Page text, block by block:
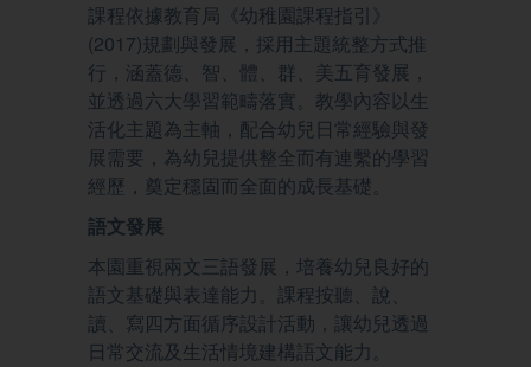
課程依據教育局《幼稚園課程指引》
(2017)規劃與發展，採用主題統整方式推
行，涵蓋德、智、體、群、美五育發展，
並透過六大學習範疇落實。教學內容以生
活化主題為主軸，配合幼兒日常經驗與發
展需要，為幼兒提供整全而有連繫的學習
經歷，奠定穩固而全面的成長基礎。
語文發展
本園重視兩文三語發展，培養幼兒良好的
語文基礎與表達能力。課程按聽、說、
讀、寫四方面循序設計活動，讓幼兒透過
日常交流及生活情境建構語文能力。